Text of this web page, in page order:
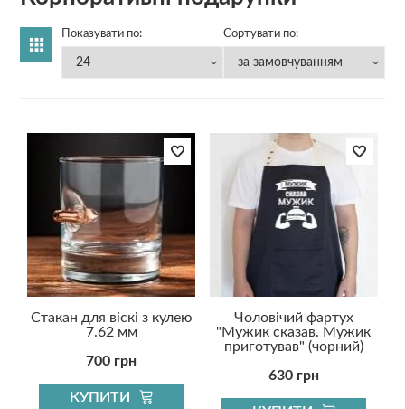
Показувати по: Сортувати по:
Стакан для віскі з кулею
7.62 мм
700 грн
КУПИТИ
Чоловічий фартух
"Мужик сказав. Мужик
приготував" (чорний)
630 грн